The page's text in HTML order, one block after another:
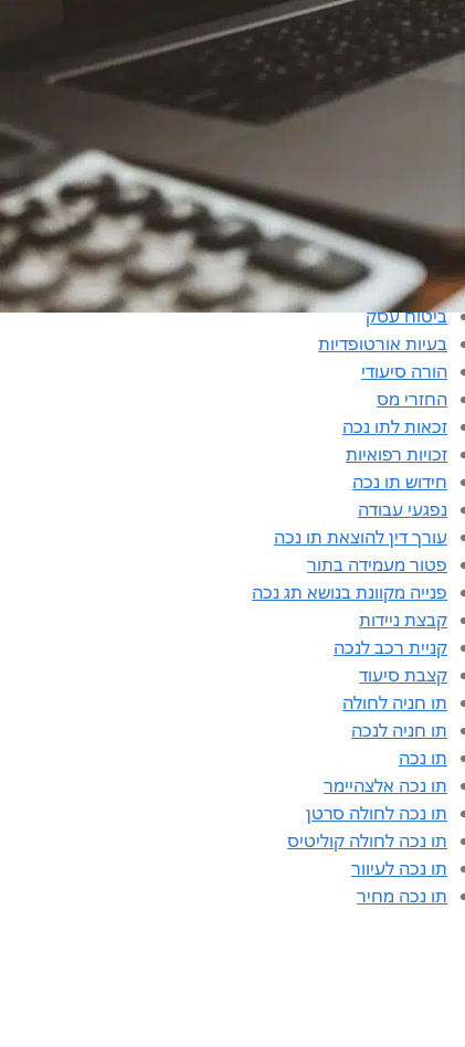
אחוזי נכות
ביטוח
ביטוח דירה
ביטוח עסק
בעיות אורטופדיות
הורה סיעודי
החזרי מס
זכאות לתו נכה
זכויות רפואיות
חידוש תו נכה
נפגעי עבודה
עורך דין להוצאת תו נכה
פטור מעמידה בתור
פנייה מקוונת בנושא תג נכה
קבצת ניידות
קניית רכב לנכה
קצבת סיעוד
תו חניה לחולה
תו חניה לנכה
תו נכה
תו נכה אלצהיימר
תו נכה לחולה סרטן
תו נכה לחולה קוליטיס
תו נכה לעיוור
תו נכה מחיר